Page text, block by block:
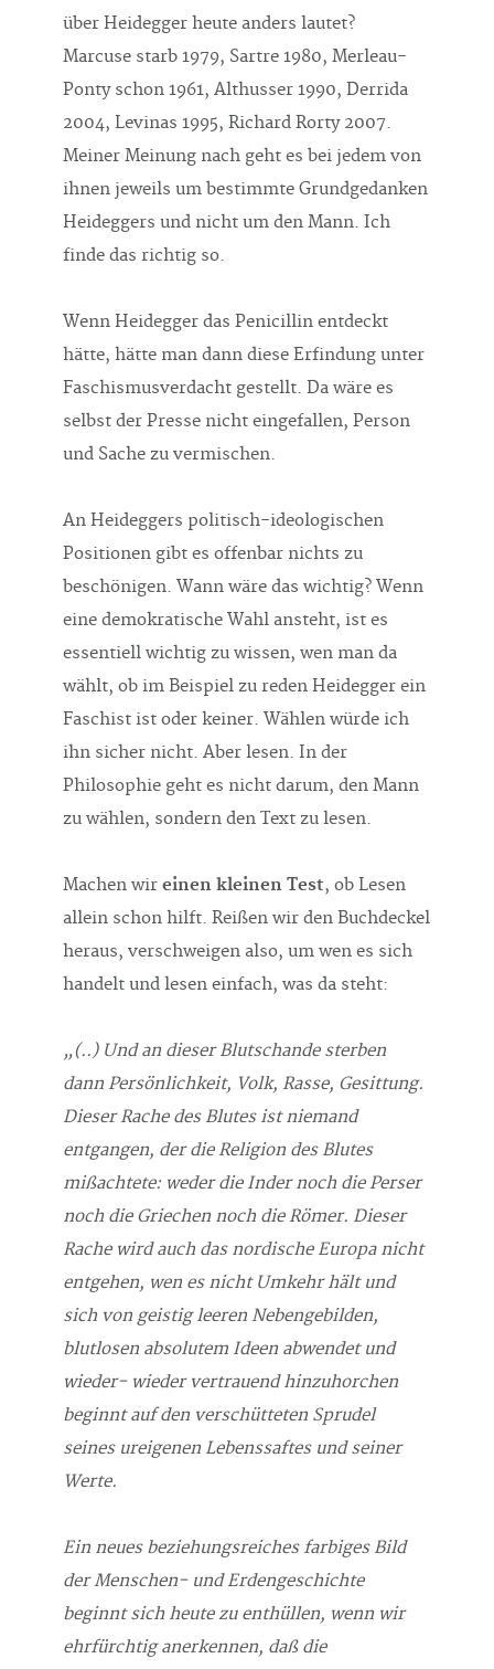
über Heidegger heute anders lautet?
Marcuse starb 1979, Sartre 1980, Merleau-
Ponty schon 1961, Althusser 1990, Derrida
2004, Levinas 1995, Richard Rorty 2007.
Meiner Meinung nach geht es bei jedem von
ihnen jeweils um bestimmte Grundgedanken
Heideggers und nicht um den Mann. Ich
finde das richtig so.
Wenn Heidegger das Penicillin entdeckt
hätte, hätte man dann diese Erfindung unter
Faschismusverdacht gestellt. Da wäre es
selbst der Presse nicht eingefallen, Person
und Sache zu vermischen.
An Heideggers politisch-ideologischen
Positionen gibt es offenbar nichts zu
beschönigen. Wann wäre das wichtig? Wenn
eine demokratische Wahl ansteht, ist es
essentiell wichtig zu wissen, wen man da
wählt, ob im Beispiel zu reden Heidegger ein
Faschist ist oder keiner. Wählen würde ich
ihn sicher nicht. Aber lesen. In der
Philosophie geht es nicht darum, den Mann
zu wählen, sondern den Text zu lesen.
Machen wireinen kleinen Test, ob Lesen
allein schon hilft. Reißen wir den Buchdeckel
heraus, verschweigen also, um wen es sich
handelt und lesen einfach, was da steht:
„(..) Und an dieser Blutschande sterben
dann Persönlichkeit, Volk, Rasse, Gesittung.
Dieser Rache des Blutes ist niemand
entgangen, der die Religion des Blutes
mißachtete: weder die Inder noch die Perser
noch die Griechen noch die Römer. Dieser
Rache wird auch das nordische Europa nicht
entgehen, wen es nicht Umkehr hält und
sich von geistig leeren Nebengebilden,
blutlosen absolutem Ideen abwendet und
wieder- wieder vertrauend hinzuhorchen
beginnt auf den verschütteten Sprudel
seines ureigenen Lebenssaftes und seiner
Werte.
Ein neues beziehungsreiches farbiges Bild
der Menschen- und Erdengeschichte
beginnt sich heute zu enthüllen, wenn wir
ehrfürchtig anerkennen, daß die